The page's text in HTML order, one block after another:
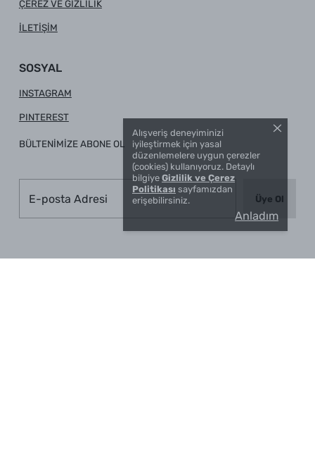
Alışveriş deneyiminizi
iyileştirmek için yasal
düzenlemelere uygun çerezler
(cookies) kullanıyoruz. Detaylı
bilgiye Gizlilik ve Çerez
Politikası sayfamızdan
erişebilirsiniz.
Anladım
ÇEREZ VE GİZLİLİK
İLETİŞİM
SOSYAL
INSTAGRAM
PINTEREST
BÜLTENİMİZE ABONE OL
Üye Ol